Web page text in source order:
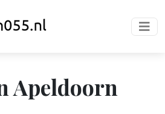
Apeldoorn